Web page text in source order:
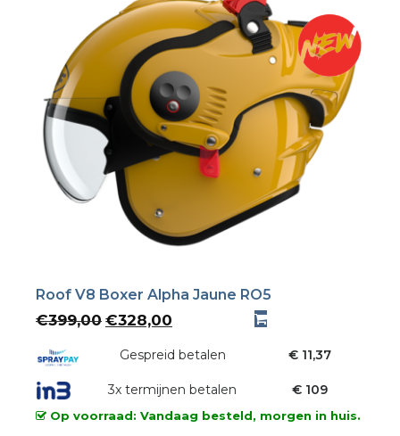
Roof V8 Boxer Alpha Jaune RO5
€399,00 Oorspronkelijke
was:
€328,00
is:
Gespreid betalen € 11,37
3x termijnen betalen € 109
Op voorraad: Vandaag besteld, morgen in huis.